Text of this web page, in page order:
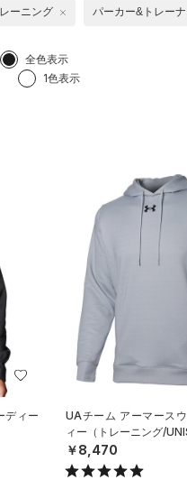
全色表示
1色表示
レーニング パーカー&トレー
ディー
UAチーム アーマース
ィー（トレーニング/
￥8,470